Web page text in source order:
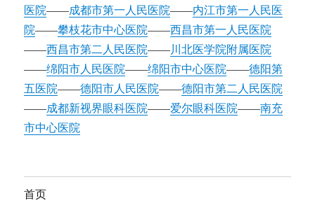
医院——成都市第一人民医院——内江市第一人民医
院——攀枝花市中心医院——西昌市第一人民医院
——西昌市第二人民医院——川北医学院附属医院
——绵阳市人民医院——绵阳市中心医院——德阳第
五医院——德阳市人民医院——德阳市第二人民医院
——成都新视界眼科医院——爱尔眼科医院——南充
市中心医院
首页